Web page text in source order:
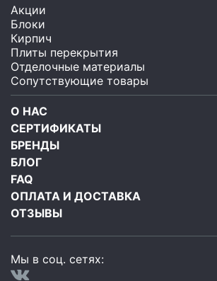
Акции
Блоки
Кирпич
Плиты перекрытия
Отделочные материалы
Сопутствующие товары
О НАС
СЕРТИФИКАТЫ
БРЕНДЫ
БЛОГ
FAQ
ОПЛАТА И ДОСТАВКА
ОТЗЫВЫ
Мы в соц. сетях: